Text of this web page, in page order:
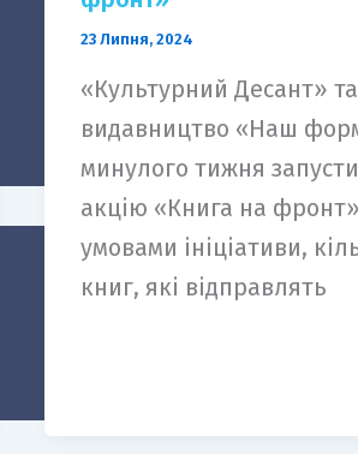
23 Липня, 2024
«Культурний Десант» та
видавництво «Наш
минулого тижня
акцію «Книга на
умовами ініціативи,
книг, які відправлять